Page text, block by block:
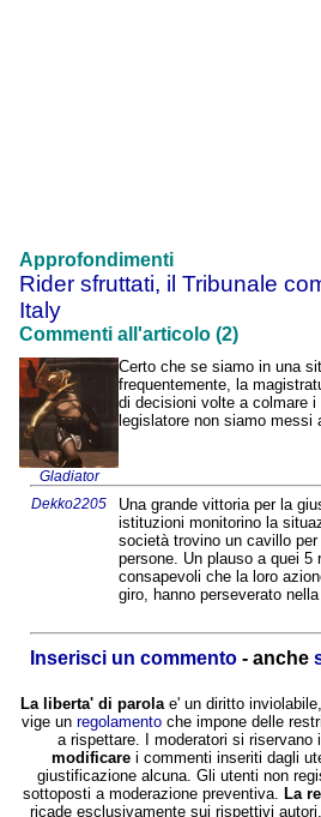
Approfondimenti
Rider sfruttati, il Tribunale
Italy
Commenti all'articolo (2)
Gladiator
Certo che se siamo in una
frequentemente, la
di decisioni volte a colmare
legislatore non siamo messi
Dekko2205
Una grande vittoria per la
istituzioni monitorino la
società trovino un cavillo
persone. Un plauso a quei 5
consapevoli che la loro
giro, hanno perseverato
Inserisci un commento - anche
La liberta' di parolae' un diritto
vige un regolamentoche impone delle
a rispettare. I moderatori si riservano
modificare i commenti inseriti dagli
giustificazione alcuna. Gli utenti non
sottoposti a moderazione preventiva.
La
ricade esclusivamente sui rispettivi